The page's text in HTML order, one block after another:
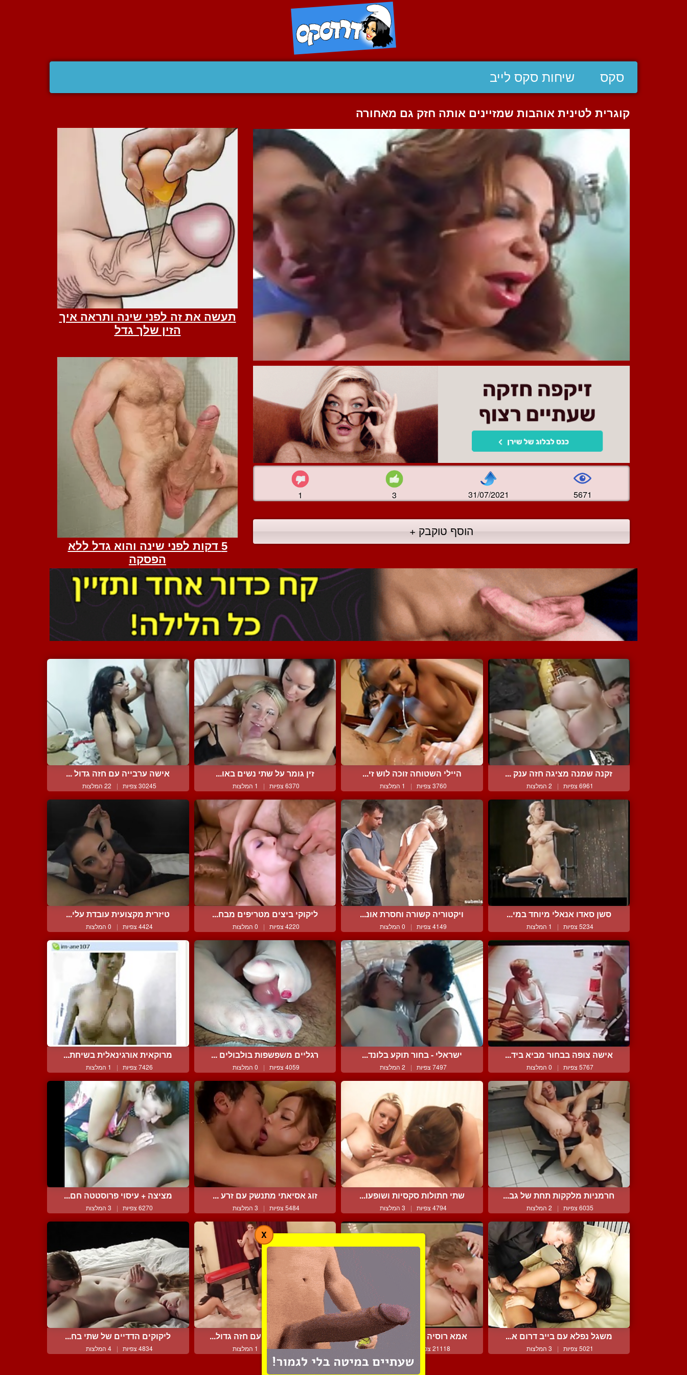
סקס שיחות סקס לייב
קוגרית לטינית אוהבות שמזיינים אותה חזק גם מאחורה
1 3 31/07/2021 5671
הוסף טוקבק +
זקנה שמנה מציגה חזה ענק ...
6961 צפיות | 2 המלצות
היילי השטוחה זוכה לוש זי...
3760 צפיות | 1 המלצות
זין גומר על שתי נשים באו...
6370 צפיות | 1 המלצות
אישה ערבייה עם חזה גדול ...
30245 צפיות | 22 המלצות
סשן סאדו אנאלי מיוחד במי...
5234 צפיות | 1 המלצות
ויקטוריה קשורה וחסרת אונ...
4149 צפיות | 0 המלצות
ליקוקי ביצים מטריפים מבח...
4220 צפיות | 0 המלצות
טיזרית מקצועית עובדת עלי...
4424 צפיות | 0 המלצות
אישה צופה בבחור מביא ביד...
5767 צפיות | 0 המלצות
ישראלי - בחור תוקע בלונד...
7497 צפיות | 2 המלצות
רגליים משפשפות בולבולים ...
4059 צפיות | 0 המלצות
מרוקאית אורגינאלית בשיחת...
7426 צפיות | 1 המלצות
חרמניות מלקקות תחת של גב...
6035 צפיות | 2 המלצות
שתי חתולות סקסיות ושופעו...
4794 צפיות | 3 המלצות
זוג אסיאתי מתנשק עם זרע ...
5484 צפיות | 3 המלצות
מציצה + עיסוי פרוסטטה חם...
6270 צפיות | 3 המלצות
משגל נפלא עם בייב דרום א...
5021 צפיות | 3 המלצות
אמא רוסיה ובנה בסקס סוטה...
21118 צפיות
מיסטרס סקסית עם חזה גדול...
4456 צפיות | 1 המלצות
ליקוקים הדדיים של שתי בח...
4834 צפיות | 4 המלצות
צור קשר
X